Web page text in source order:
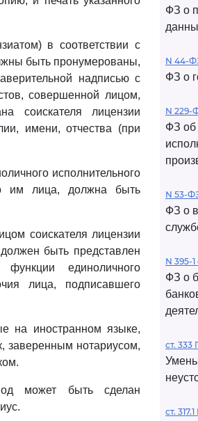
в соответствии с
быть пронумерованы,
надписью с
совершенной лицом,
соискателя лицензии
имени, отчества (при
исполнительного
им лица, должна быть
соискателя лицензии
быть представлен
единоличного
лица, подписавшего
на иностранном языке,
заверенным нотариусом,
может быть сделан
ФЗ о
N 44-
ФЗ о
N 229-
ФЗ об
N 53-
ФЗ о
N 395-1
ФЗ о
ст.
ст.